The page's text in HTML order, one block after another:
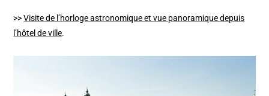
>>Visite de l’horloge astronomique et vue panoramique depuis
l’hôtel de ville.